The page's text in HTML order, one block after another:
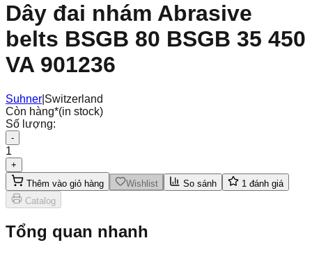
Dây đai nhám Abrasive
belts BSGB 80 BSGB 35 450
VA 901236
Suhner Switzerland
Còn hàng*(in stock)
Số lượng:
-
1
+
Thêm vào giỏ hàng
Wishlist So sánh 1 đánh giá
Catalog
Tổng quan nhanh